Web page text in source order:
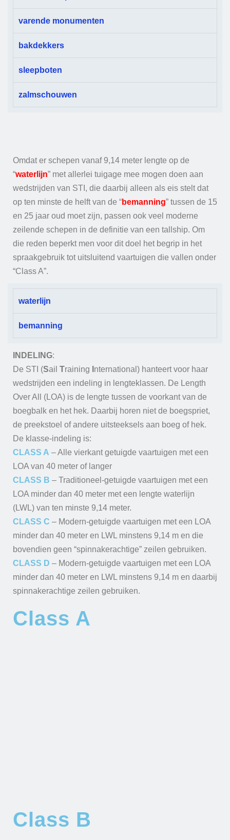
varende monumenten
bakdekkers
sleepboten
zalmschouwen
Omdat er schepen vanaf 9,14 meter lengte op de
“waterlijn” met allerlei tuigage mee mogen doen aan
wedstrijden van STI, die daarbij alleen als eis stelt dat
op ten minste de helft van de “bemanning” tussen de 15
en 25 jaar oud moet zijn, passen ook veel moderne
zeilende schepen in de definitie van een tallship. Om
die reden beperkt men voor dit doel het begrip in het
spraakgebruik tot uitsluitend vaartuigen die vallen onder
“Class A”.
waterlijn
bemanning
INDELING:
De STI (Sail Training nternational) hanteert voor haar
wedstrijden een indeling in lengteklassen. De Length
Over All (LOA) is de lengte tussen de voorkant van de
boegbalk en het hek. Daarbij horen niet de boegspriet,
de preekstoel of andere uitsteeksels aan boeg of hek.
De klasse-indeling is:
CLASS A – Alle vierkant getuigde vaartuigen met een
LOA van 40 meter of langer
CLASS B – Traditioneel-getuigde vaartuigen met een
LOA minder dan 40 meter met een lengte waterlijn
(LWL) van ten minste 9,14 meter.
CLASS C – Modern-getuigde vaartuigen met een LOA
minder dan 40 meter en LWL minstens 9,14 m en die
bovendien geen “spinnakerachtige” zeilen gebruiken.
CLASS D – Modern-getuigde vaartuigen met een LOA
minder dan 40 meter en LWL minstens 9,14 m en daarbij
spinnakerachtige zeilen gebruiken.
Class A
Class B